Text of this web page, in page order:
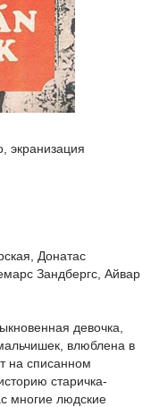
экранизация
Донатас
Зандбергс, Айвар
девочка,
влюблена в
на списанном
старичка-
многие людские